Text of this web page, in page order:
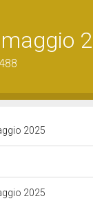
2025
2025